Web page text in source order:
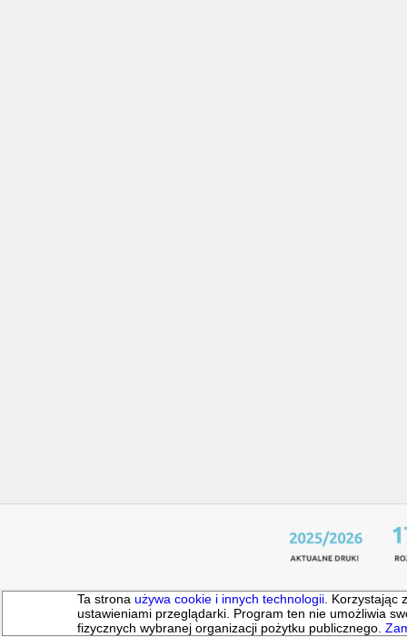
Ta strona używa cookie i innych technologii .
ustawieniami przeglądarki. Program ten nie umożliwia
fizycznych wybranej organizacji pożytku publicznego.